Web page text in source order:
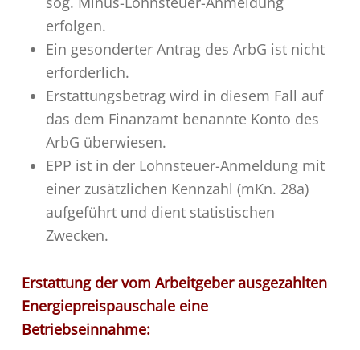
erfolgen.
Ein gesonderter Antrag des ArbG ist nicht
erforderlich.
Erstattungsbetrag wird in diesem Fall auf
das dem Finanzamt benannte Konto des
ArbG überwiesen.
EPP ist in der Lohnsteuer-Anmeldung mit
einer zusätzlichen Kennzahl (mKn. 28a)
aufgeführt und dient statistischen
Zwecken.
Erstattung der vom Arbeitgeber ausgezahlten
Energiepreispauschale eine
Betriebseinnahme: